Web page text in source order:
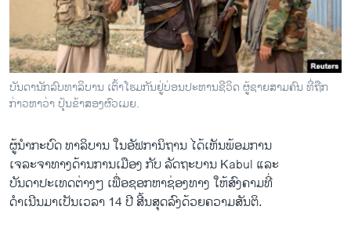
ວິທະຍາສາດ-ເທັກໂນໂລຈີ
ທຸລະກິດ
ພາສາອັງກິດ
ວີດີໂອ
ລາຍການກະຈາຍສຽງ
ລາຍງານ
ຕິດຕາມພວກເຮົາ ທີ່
ບັນດານັກລົບທາລິບານ ເຕົ້າໂຮມກັນຢູ່ບ່ອນປະຫານຊີວິດ ຜູ້ຊາຍສາມຄົນ ທີ່ຖືກ
ກ່າວຫາວ່າ ປຸ້ນຂ້າສອງຜົວເມຍ.
ຜູ້ນຳ​ກະບົດ ທາ​ລິ​ບານ ໃນອັຟກາ​ນິຖານ ​ໄດ້​ເຫັນ​ພ້ອມ​ການ
​ເຈລະຈາທາງດ້ານ​ການ​ເມື​ອງ ກັບ ລັດຖະບານ Kabul ​ແລະ
​ບັນດາ​ປະ​ເທດ​ຕ່າງໆ ​ເພື່ອ​ຊອກ​ຫາ​ຊ່ອງທາງ ໃຫ້​ສົງຄາມທີ່
​ດຳເນີນມາເປັນເວລາ 14 ປີ ສີ້​ນສຸດລົງດ້ວຍຄວາມສັນຕິ.